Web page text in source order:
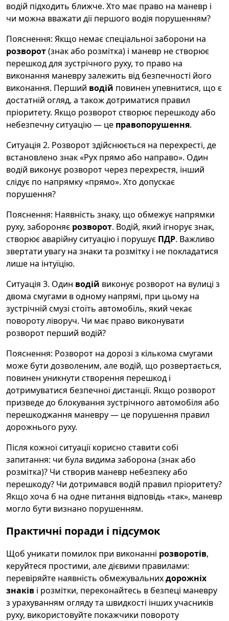
водій підходить ближче. Хто має право на маневр і
чи можна вважати дії першого водія порушенням?
Пояснення: Якщо немає спеціальної заборони на
розворот(знак або розмітка) і маневр не створює
перешкод для зустрічного руху, то право на
виконання маневру залежить від безпечності його
виконання. Перший водій повинен упевнитися, що є
достатній огляд, а також дотриматися правил
пріоритету. Якщо розворот створює перешкоду або
небезпечну ситуацію — це правопорушення.
Ситуація 2. Розворот здійснюється на перехресті, де
встановлено знак «Рух прямо або направо». Один
водій виконує розворот через перехрестя, інший
слідує по напрямку «прямо». Хто допускає
порушення?
Пояснення: Наявність знаку, що обмежує напрямки
руху, забороняє розворот. Водій, який ігнорує знак,
створює аварійну ситуацію і порушує ПДР. Важливо
звертати увагу на знаки та розмітку і не покладатися
лише на інтуїцію.
Ситуація 3. Один водій виконує розворот на вулиці з
двома смугами в одному напрямі, при цьому на
зустрічній смузі стоїть автомобіль, який чекає
повороту ліворуч. Чи має право виконувати
розворот перший водій?
Пояснення: Розворот на дорозі з кількома смугами
може бути дозволеним, але водій, що розвертається,
повинен уникнути створення перешкод і
дотримуватися безпечної дистанції. Якщо розворот
призведе до блокування зустрічного автомобіля або
перешкоджання маневру — це порушення правил
дорожнього руху.
Після кожної ситуації корисно ставити собі
запитання: чи була видима заборона (знак або
розмітка)? Чи створив маневр небезпеку або
перешкоду? Чи дотримався водій правил пріоритету?
Якщо хоча б на одне питання відповідь «так», маневр
могло бути визнано порушенням.
Практичні поради і підсумок
Щоб уникати помилок при виконанні розворотів,
керуйтеся простими, але дієвими правилами:
перевіряйте наявність обмежувальнихдорожніх
знаків і розмітки, переконайтесь в безпеці маневру
з урахуванням огляду та швидкості інших учасників
руху, використовуйте покажчики повороту